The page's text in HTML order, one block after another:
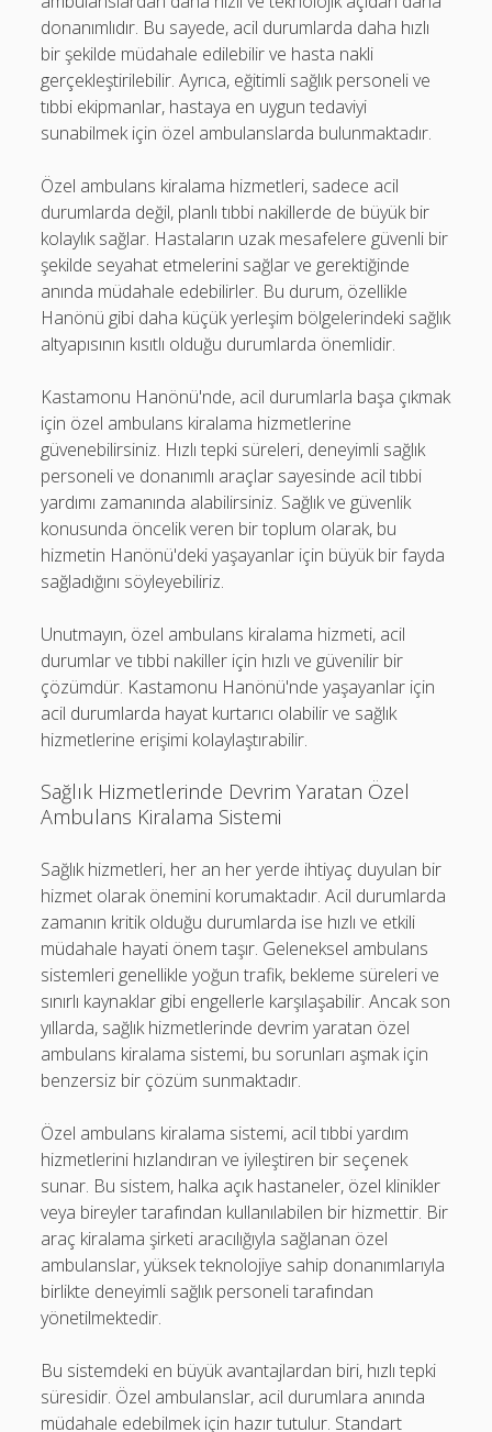
donanımlıdır. Bu sayede, acil durumlarda daha hızlı
bir şekilde müdahale edilebilir ve hasta nakli
gerçekleştirilebilir. Ayrıca, eğitimli sağlık personeli ve
tıbbi ekipmanlar, hastaya en uygun tedaviyi
sunabilmek için özel ambulanslarda bulunmaktadır.
Özel ambulans kiralama hizmetleri, sadece acil
durumlarda değil, planlı tıbbi nakillerde de büyük bir
kolaylık sağlar. Hastaların uzak mesafelere güvenli bir
şekilde seyahat etmelerini sağlar ve gerektiğinde
anında müdahale edebilirler. Bu durum, özellikle
Hanönü gibi daha küçük yerleşim bölgelerindeki sağlık
altyapısının kısıtlı olduğu durumlarda önemlidir.
Kastamonu Hanönü'nde, acil durumlarla başa çıkmak
için özel ambulans kiralama hizmetlerine
güvenebilirsiniz. Hızlı tepki süreleri, deneyimli sağlık
personeli ve donanımlı araçlar sayesinde acil tıbbi
yardımı zamanında alabilirsiniz. Sağlık ve güvenlik
konusunda öncelik veren bir toplum olarak, bu
hizmetin Hanönü'deki yaşayanlar için büyük bir fayda
sağladığını söyleyebiliriz.
Unutmayın, özel ambulans kiralama hizmeti, acil
durumlar ve tıbbi nakiller için hızlı ve güvenilir bir
çözümdür. Kastamonu Hanönü'nde yaşayanlar için
acil durumlarda hayat kurtarıcı olabilir ve sağlık
hizmetlerine erişimi kolaylaştırabilir.
Sağlık Hizmetlerinde Devrim Yaratan Özel
Ambulans Kiralama Sistemi
Sağlık hizmetleri, her an her yerde ihtiyaç duyulan bir
hizmet olarak önemini korumaktadır. Acil durumlarda
zamanın kritik olduğu durumlarda ise hızlı ve etkili
müdahale hayati önem taşır. Geleneksel ambulans
sistemleri genellikle yoğun trafik, bekleme süreleri ve
sınırlı kaynaklar gibi engellerle karşılaşabilir. Ancak son
yıllarda, sağlık hizmetlerinde devrim yaratan özel
ambulans kiralama sistemi, bu sorunları aşmak için
benzersiz bir çözüm sunmaktadır.
Özel ambulans kiralama sistemi, acil tıbbi yardım
hizmetlerini hızlandıran ve iyileştiren bir seçenek
sunar. Bu sistem, halka açık hastaneler, özel klinikler
veya bireyler tarafından kullanılabilen bir hizmettir. Bir
araç kiralama şirketi aracılığıyla sağlanan özel
ambulanslar, yüksek teknolojiye sahip donanımlarıyla
birlikte deneyimli sağlık personeli tarafından
yönetilmektedir.
Bu sistemdeki en büyük avantajlardan biri, hızlı tepki
süresidir. Özel ambulanslar, acil durumlara anında
müdahale edebilmek için hazır tutulur. Standart